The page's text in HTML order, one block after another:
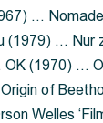
…
… Nur
OK (1970) …
of
Welles